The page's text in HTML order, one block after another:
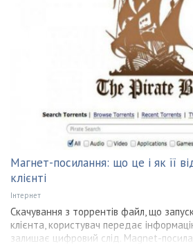
Магнет-посилання: що це і як її
клієнті
Інтернет
Скачування з торрентів файл, що
клієнта, користувач передає
залишає цифровий слід. Magnet-